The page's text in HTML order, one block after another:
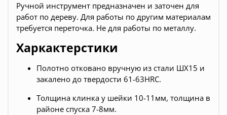
Ручной инструмент предназначен и заточен для
работ по дереву. Для работы по другим материалам
требуется переточка. Не для работы по металлу.
Харкактерстики
Полотно отковано вручную из стали ШХ15 и
закалено до твердости 61-63HRC.
Толщина клинка у шейки 10-11мм, толщина в
районе спуска 7-8мм.